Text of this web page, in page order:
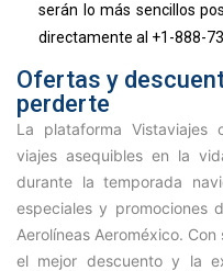
serán lo más sencillos
directamente al +1-888-
Ofertas y
perderte
La plataforma Vistaviajes
viajes asequibles en la
durante la temporada
especiales y promociones
Aerolíneas Aeroméxico.
el mejor descuento y la